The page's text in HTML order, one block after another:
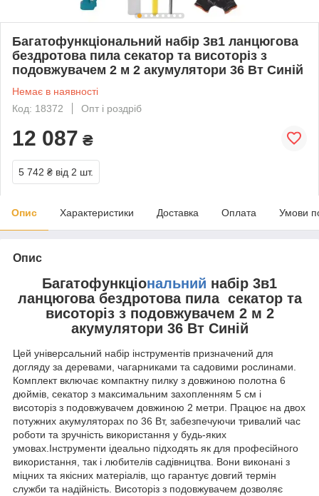
Багатофункціональний набір 3в1 ланцюгова
бездротова пила секатор та висоторіз з
подовжувачем 2 м 2 акумулятори 36 Вт Синій
Немає в наявності
Код: 18372
Опт і роздріб
12 087 ₴
5 742 ₴ від 2 шт.
Опис Характеристики Доставка Оплата Умови
Опис
Багатофункціональний набір 3в1
ланцюгова бездротова пила секатор та
висоторіз з подовжувачем 2 м 2
акумулятори 36 Вт Синій
Цей універсальний набір інструментів призначений для
догляду за деревами, чагарниками та садовими рослинами.
Комплект включає компактну пилку з довжиною полотна 6
дюймів, секатор з максимальним захопленням 5 см і
висоторіз з подовжувачем довжиною 2 метри. Працює на двох
потужних акумуляторах по 36 Вт, забезпечуючи тривалий час
роботи та зручність використання у будь-яких
умовах.Інструменти ідеально підходять як для професійного
використання, так і любителів садівництва. Вони виконані з
міцних та якісних матеріалів, що гарантує довгий термін
служби та надійність. Висоторіз з подовжувачем дозволяє